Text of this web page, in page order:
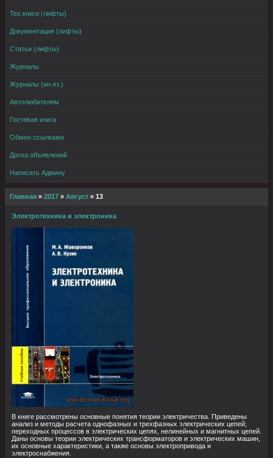
Тех.книги (лифты)
Документация (лифты)
Статьи (лифты)
Журналы
Журналы (ин.яз.)
Автолюбителям
Гостевая книга
Обмен ссылками
Доска объявлений
Написать Админу
Главная » 2017 » Август » 13
Электротехника и электроника
В книге рассмотрены основные понятия теории электричества. Приведены
анализ и методы расчета однофазных и трехфазных электрических цепей;
переходных процессов в электрических цепях, нелинейных и магнитных цепей.
Даны основы теории электрических трансформаторов и электрических машин,
их основные характеристики, а также основы электропривода и
электроснабжения.